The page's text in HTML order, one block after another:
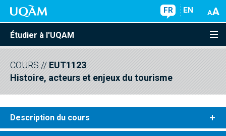
FR EN
Étudier à l'UQAM
COURS // EUT1123
Histoire, acteurs et enjeux du tourisme
Description du cours